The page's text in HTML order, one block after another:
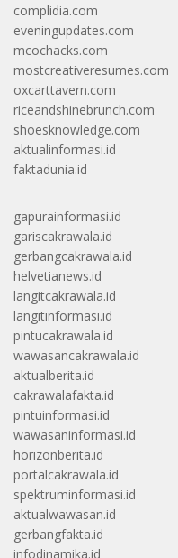
complidia.com
eveningupdates.com
mcochacks.com
mostcreativeresumes.com
oxcarttavern.com
riceandshinebrunch.com
shoesknowledge.com
aktualinformasi.id
faktadunia.id
gapurainformasi.id
gariscakrawala.id
gerbangcakrawala.id
helvetianews.id
langitcakrawala.id
langitinformasi.id
pintucakrawala.id
wawasancakrawala.id
aktualberita.id
cakrawalafakta.id
pintuinformasi.id
wawasaninformasi.id
horizonberita.id
portalcakrawala.id
spektruminformasi.id
aktualwawasan.id
gerbangfakta.id
infodinamika.id